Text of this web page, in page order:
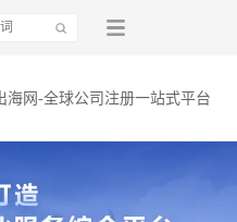
海网-全球公司注册一站式平台